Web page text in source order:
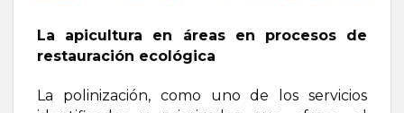
La apicultura en áreas en procesos de
restauración ecológica
La polinización, como uno de los servicios